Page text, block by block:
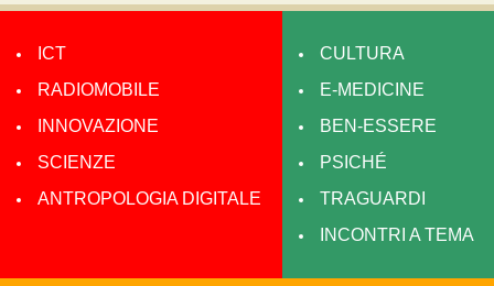
ICT
RADIOMOBILE
INNOVAZIONE
SCIENZE
ANTROPOLOGIA DIGITALE
CULTURA
E-MEDICINE
BEN-ESSERE
PSICHÉ
TRAGUARDI
INCONTRI A TEMA